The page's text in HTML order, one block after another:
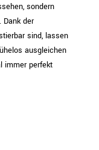
sondern
der
sind, lassen
ausgleichen 
immer perfekt